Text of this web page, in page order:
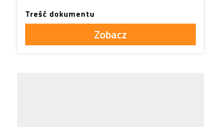
Treść dokumentu
Zobacz